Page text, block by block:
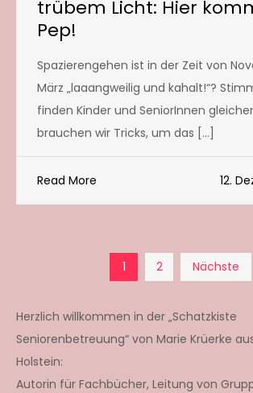
trübem Licht: Hier
Pep!
Spazierengehen ist in der Zeit von
März „laaangweilig und kahalt!“?
finden Kinder und SeniorInnen
brauchen wir Tricks, um das […]
Read More 12.
der
Beiträge
1 2 Nächste
Herzlich willkommen in der „Schatzkiste
Seniorenbetreuung“ von Marie Krüerke
Holstein:
Autorin für Fachbücher, Leitung von